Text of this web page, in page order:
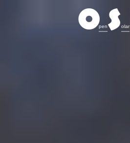
OpenSolar